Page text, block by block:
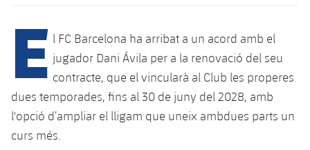
Centre de documentació
plusicon
més
Instal·lacions
E l FC Barcelona ha arribat a un acord amb el
jugador Dani Ávila per a la renovació del seu
contracte, que el vincularà al Club les properes
dues temporades, fins al 30 de juny del 2028, amb
l'opció d’ampliar el lligam que uneix ambdues parts un
curs més.